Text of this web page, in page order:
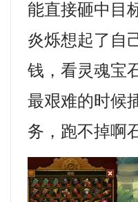
能直接砸中目
炎烁想起了自
钱，看灵魂宝
最艰难的时候
务，跑不掉啊